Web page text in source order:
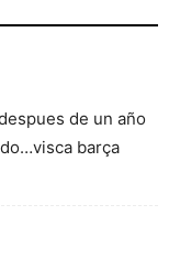
de un año
barça